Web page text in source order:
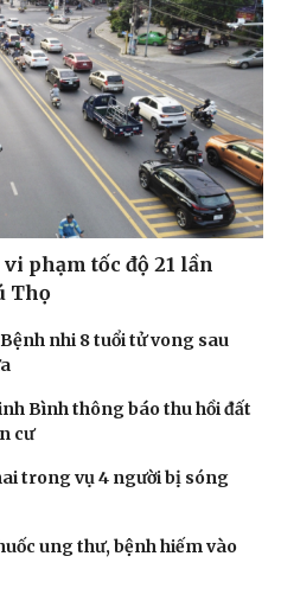
phạm tốc độ 21 lần
Thọ
nhi 8 tuổi tử vong sau
Bình thông báo thu hồi đất
cư
trong vụ 4 người bị sóng
ung thư, bệnh hiếm vào